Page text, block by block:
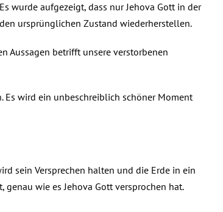
wurde aufgezeigt, dass nur Jehova Gott in der
ursprünglichen Zustand wiederherstellen.
Aussagen betrifft unsere verstorbenen
Es wird ein unbeschreiblich schöner Moment
sein Versprechen halten und die Erde in ein
wie es Jehova Gott versprochen hat.